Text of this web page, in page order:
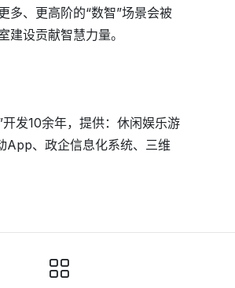
多、更高阶的“数智”场景会被
设贡献智慧力量。
开发10余年，提供：休闲娱乐游
App、政企信息化系统、三维